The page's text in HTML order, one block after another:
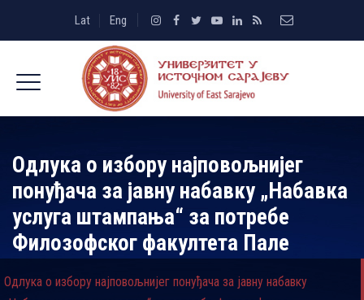
Lat Eng
Oдлукa о избору најповољнијег
понуђача за јавну набавку „Набавка
услуга штампања“ за потребе
Филозофског факултета Пале
Oдлукa о избору најповољнијег понуђача за јавну набавку